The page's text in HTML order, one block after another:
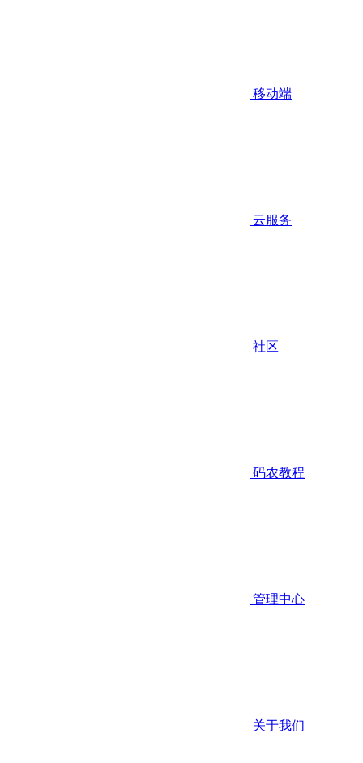
移动端
云服务
社区
码农教程
管理中心
关于我们